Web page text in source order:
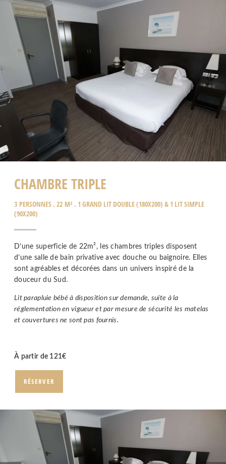
CHAMBRE TRIPLE
3 PERSONNES . 22 M² . 1 GRAND LIT DOUBLE (180X200) & 1 LIT SIMPLE
(90X200)
D’une superficie de 22m², les chambres triples disposent
d’une salle de bain privative avec douche ou baignoire. Elles
sont agréables et décorées dans un univers inspiré de la
douceur du Sud.
Lit parapluie bébé à disposition sur demande, suite à la
réglementation en vigueur et par mesure de sécurité les matelas
et couvertures ne sont pas fournis.
À partir de 121€
RÉSERVER